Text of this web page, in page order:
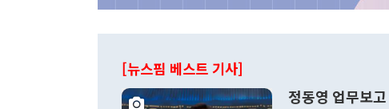
[뉴스핌 베스트 기사]
정동영 업무보